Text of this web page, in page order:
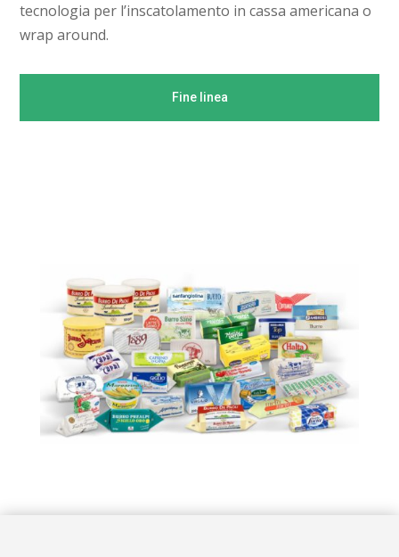
tecnologia per l’inscatolamento in cassa americana o
wrap around.
Fine linea